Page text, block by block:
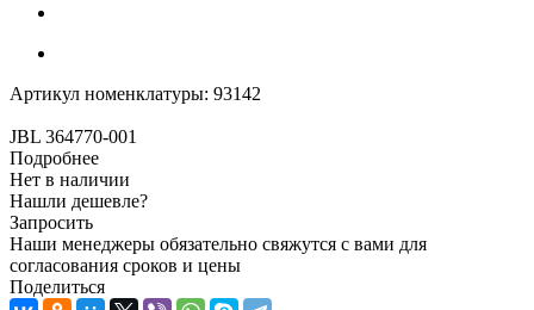
Артикул номенклатуры: 93142
JBL 364770-001
Подробнее
Нет в наличии
Нашли дешевле?
Запросить
Наши менеджеры обязательно свяжутся с вами для
согласования сроков и цены
Поделиться